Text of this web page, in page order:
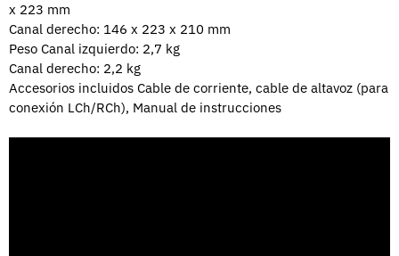
x 223 mm
Canal derecho: 146 x 223 x 210 mm
Peso Canal izquierdo: 2,7 kg
Canal derecho: 2,2 kg
Accesorios incluidos Cable de corriente, cable de altavoz (para
conexión LCh/RCh), Manual de instrucciones